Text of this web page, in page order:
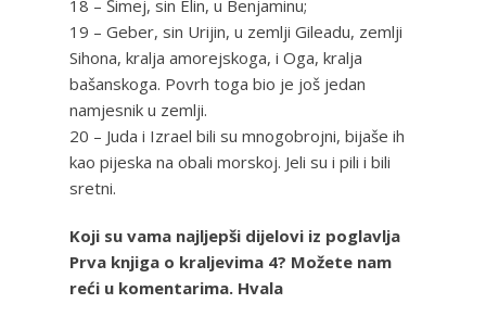
18 – Šimej, sin Elin, u Benjaminu;
19 – Geber, sin Urijin, u zemlji Gileadu, zemlji
Sihona, kralja amorejskoga, i Oga, kralja
bašanskoga. Povrh toga bio je još jedan
namjesnik u zemlji.
20 – Juda i Izrael bili su mnogobrojni, bijaše ih
kao pijeska na obali morskoj. Jeli su i pili i bili
sretni.
Koji su vama najljepši dijelovi iz poglavlja
Prva knjiga o kraljevima 4? Možete nam
reći u komentarima. Hvala